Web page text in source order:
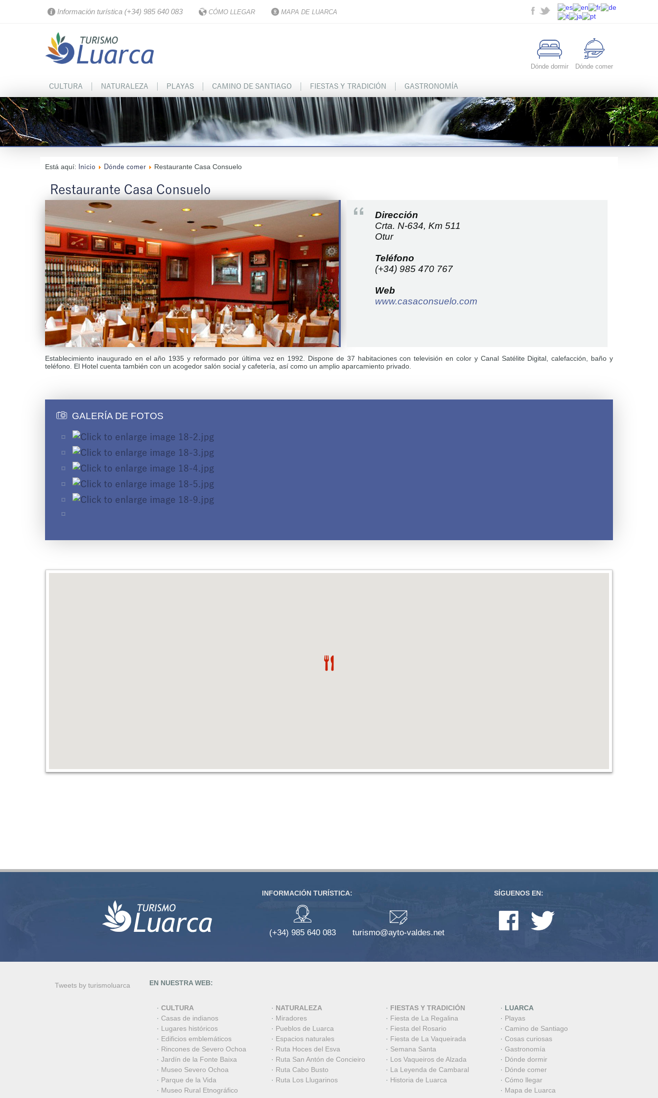
Información turística (+34) 985 640 083 CÓMO LLEGAR MAPA DE LUARCA
Dónde dormir Dónde comer
CULTURA NATURALEZA PLAYAS CAMINO DE SANTIAGO FIESTAS Y TRADICIÓN GASTRONOMÍA
Está aquí: Inicio Dónde comer Restaurante Casa Consuelo
Restaurante Casa Consuelo
Dirección
Crta. N-634, Km 511
Otur
Teléfono
(+34) 985 470 767
Web
www.casaconsuelo.com
Establecimiento inaugurado en el año 1935 y reformado por última vez en 1992. Dispone de 37 habitaciones con televisión en color y Canal Satélite Digital, calefacción, baño y
teléfono. El Hotel cuenta también con un acogedor salón social y cafetería, así como un amplio aparcamiento privado.
GALERÍA DE FOTOS
INFORMACIÓN TURÍSTICA:
(+34) 985 640 083 turismo@ayto-valdes.net
SÍGUENOS EN:
Tweets by turismoluarca EN NUESTRA WEB:
· CULTURA
· Casas de indianos
· Lugares históricos
· Edificios emblemáticos
· Rincones de Severo Ochoa
· Jardín de la Fonte Baixa
· Museo Severo Ochoa
· Parque de la Vida
· Museo Rural Etnográfico
· NATURALEZA
· Miradores
· Pueblos de Luarca
· Espacios naturales
· Ruta Hoces del Esva
· Ruta San Antón de Concieiro
· Ruta Cabo Busto
· Ruta Los Llugarinos
· FIESTAS Y TRADICIÓN
· Fiesta de La Regalina
· Fiesta del Rosario
· Fiesta de La Vaqueirada
· Semana Santa
· Los Vaqueiros de Alzada
· La Leyenda de Cambaral
· Historia de Luarca
· LUARCA
· Playas
· Camino de Santiago
· Cosas curiosas
· Gastronomía
· Dónde dormir
· Dónde comer
· Cómo llegar
· Mapa de Luarca